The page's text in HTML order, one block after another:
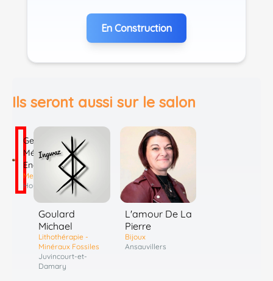
En Construction
Ils seront aussi sur le salon
Georges
Médium
Energies
Mediumnité
Houdain
Goulard
Michael
Lithothérapie -
Minéraux Fossiles
Juvincourt-et-
Damary
L'amour De La
Pierre
Bijoux
Ansauvillers